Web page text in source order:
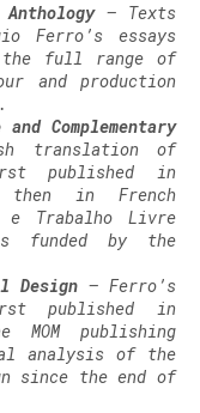
– Texts
Ferro’s essays
the full range of
and production
Complementary
translation of
published in
then in French
Trabalho Livre
funded by the
Design – Ferro’s
published in
publishing
analysis of the
since the end of